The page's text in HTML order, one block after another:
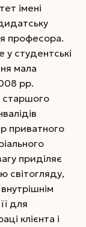
імені
професора.
студентські
мала
рр.
старшого
приватного
приділяє
світогляду,
для
клієнта і